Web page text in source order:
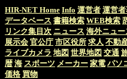
HIR-NET Home Info 運営者 運営
データベース 書籍検索 WEB検索
リンク集目次 ニュース 海外ニュー
展示会 官公庁 市区役所 求人 不動
ライブカメラ 地図 世界地図 交通
暦 海 スポーツ メーカー 家電 パソ
価格 買物